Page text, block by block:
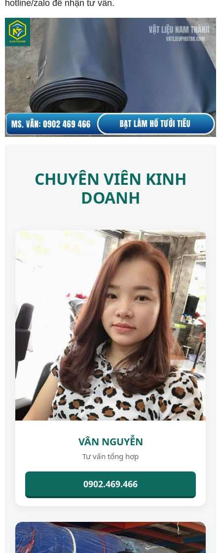
hotline/zalo để nhận tư vấn.
CHUYÊN VIÊN KINH
DOANH
VÂN NGUYỄN
Tư vấn tổng hợp
0902.469.466